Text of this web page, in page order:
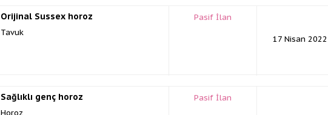
Orijinal Sussex horoz
Tavuk
Pasif İlan
17 Nisan 2022
Sağlıklı genç horoz
Horoz
Pasif İlan